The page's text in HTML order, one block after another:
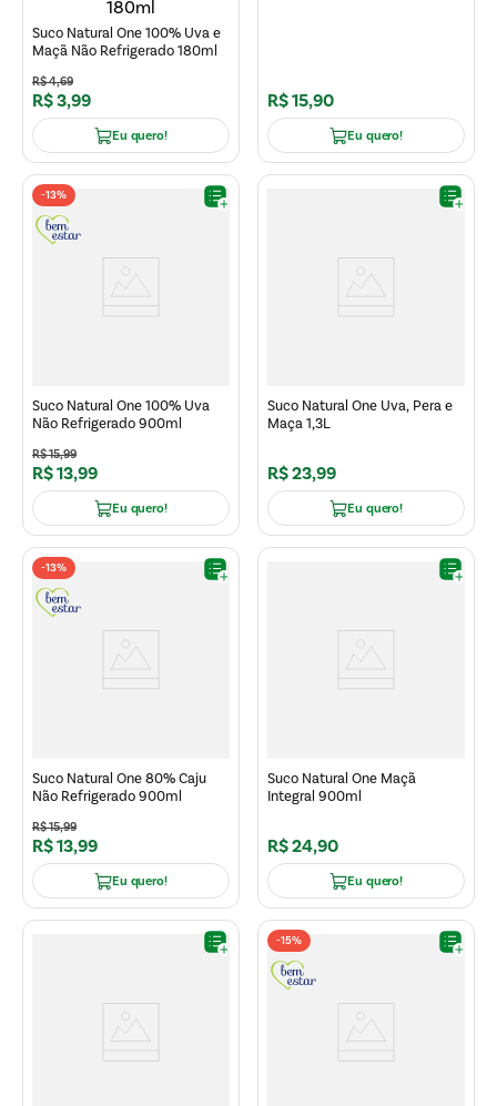
Suco Natural One 100% Uva e
Maçã Não Refrigerado 180ml
R$4,69
R$3,99
Eu quero!
R$15,90
Eu quero!
-13%
Suco Natural One 100% Uva
Não Refrigerado 900ml
R$15,99
R$13,99
Eu quero!
Suco Natural One Uva, Pera e
Maça 1,3L
R$23,99
Eu quero!
-13%
Suco Natural One 80% Caju
Não Refrigerado 900ml
R$15,99
R$13,99
Eu quero!
Suco Natural One Maçã
Integral 900ml
R$24,90
Eu quero!
-15%